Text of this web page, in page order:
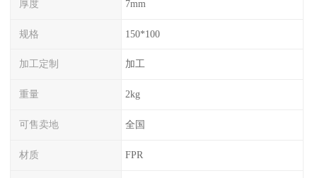
厚度 7mm
规格 150*100
加工定制 加工
重量 2kg
可售卖地 全国
材质 FPR